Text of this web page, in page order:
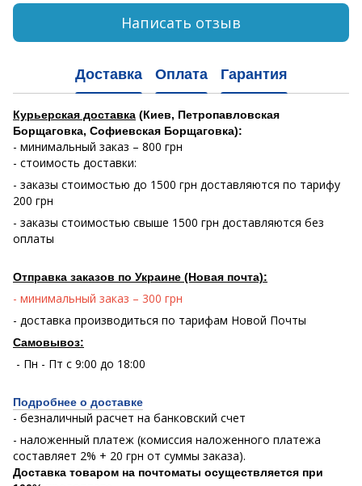
Написать отзыв
Доставка Оплата Гарантия
Курьерская доставка (Киев, Петропавловская
Борщаговка, Софиевская Борщаговка):
- минимальный заказ – 800 грн
- стоимость доставки:
- заказы стоимостью до 1500 грн доставляются по тарифу
200 грн
- заказы стоимостью свыше 1500 грн доставляются без
оплаты
Отправка заказов по Украине (Новая почта):
- минимальный заказ – 300 грн
- доставка производиться по тарифам Новой Почты
Самовывоз:
- Пн - Пт с 9:00 до 18:00
Подробнее о доставке
- безналичный расчет на банковский счет
- наложенный платеж (комиссия наложенного платежа
составляет 2% + 20 грн от суммы заказа).
Доставка товаром на почтоматы осуществляется при